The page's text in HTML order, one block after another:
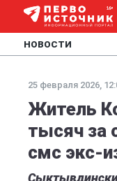
НОВОСТИ
25 февраля 2026,
Житель
тысяч за
смс экс-